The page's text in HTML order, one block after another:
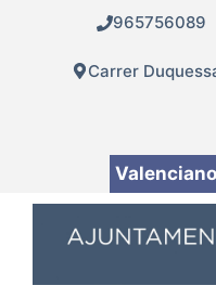
contingut
965756089
Carrer
Valenciano